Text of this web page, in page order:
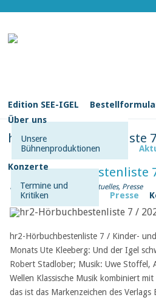
Edition SEE-IGEL
Über uns
Unsere
Bühnenproduktionen
Konzerte
Termine und
Kritiken
Presse
hr2-Hörbuchbestenliste
hr2-Hörbuchbestenliste
Posted on Juli 4, 2022 in Aktuelles, Presse
hr2-Hörbuchbestenliste 7 / Kinder-
Monats Ute Kleeberg: Und der Igel
Robert Stadlober; Musik: Uwe Stoffel,
Wellen Klassische Musik kombiniert
das ist das Markenzeichen des Verlags